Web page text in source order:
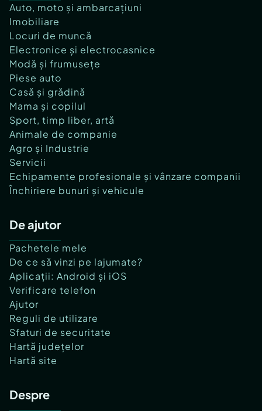
Auto, moto și ambarcațiuni
Imobiliare
Locuri de muncă
Electronice și electrocasnice
Modă și frumusețe
Piese auto
Casă și grădină
Mama și copilul
Sport, timp liber, artă
Animale de companie
Agro și Industrie
Servicii
Echipamente profesionale și vânzare companii
Închiriere bunuri și vehicule
De ajutor
Pachetele mele
De ce să vinzi pe lajumate?
Aplicații: Android și iOS
Verificare telefon
Ajutor
Reguli de utilizare
Sfaturi de securitate
Hartă județelor
Hartă site
Despre